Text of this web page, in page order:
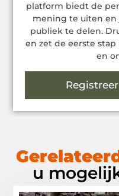
platform biedt de
mening te uiten
publiek te delen.
en zet de eerste
en
u